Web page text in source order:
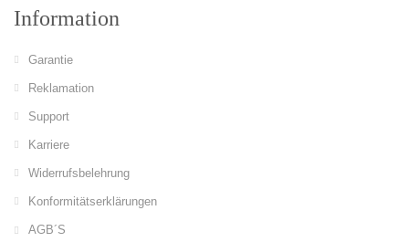
Information
Garantie
Reklamation
Support
Karriere
Widerrufsbelehrung
Konformitätserklärungen
AGB´S